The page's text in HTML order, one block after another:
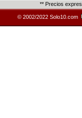
** Precios
© 2002/2022 Solo10.com